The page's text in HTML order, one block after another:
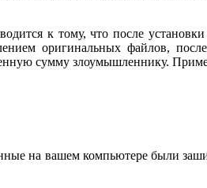
к тому, что после
оригинальных файлов,
сумму злоумышленнику.
на вашем компьютере были